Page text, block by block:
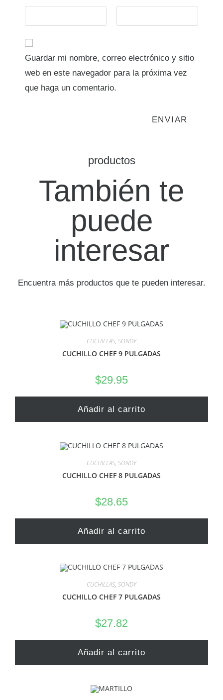
Guardar mi nombre, correo electrónico y sitio
web en este navegador para la próxima vez
que haga un comentario.
productos
También te
puede
interesar
Encuentra más productos que te pueden interesar.
CUCHILLAS, SONDY
CUCHILLO CHEF 9 PULGADAS
$29.95
Añadir al carrito
CUCHILLAS, SONDY
CUCHILLO CHEF 8 PULGADAS
$28.65
Añadir al carrito
CUCHILLAS, SONDY
CUCHILLO CHEF 7 PULGADAS
$27.82
Añadir al carrito